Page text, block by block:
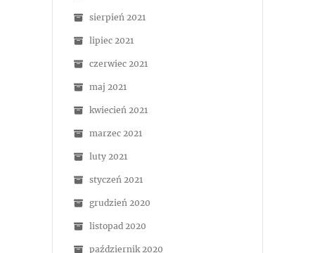
sierpień 2021
lipiec 2021
czerwiec 2021
maj 2021
kwiecień 2021
marzec 2021
luty 2021
styczeń 2021
grudzień 2020
listopad 2020
październik 2020